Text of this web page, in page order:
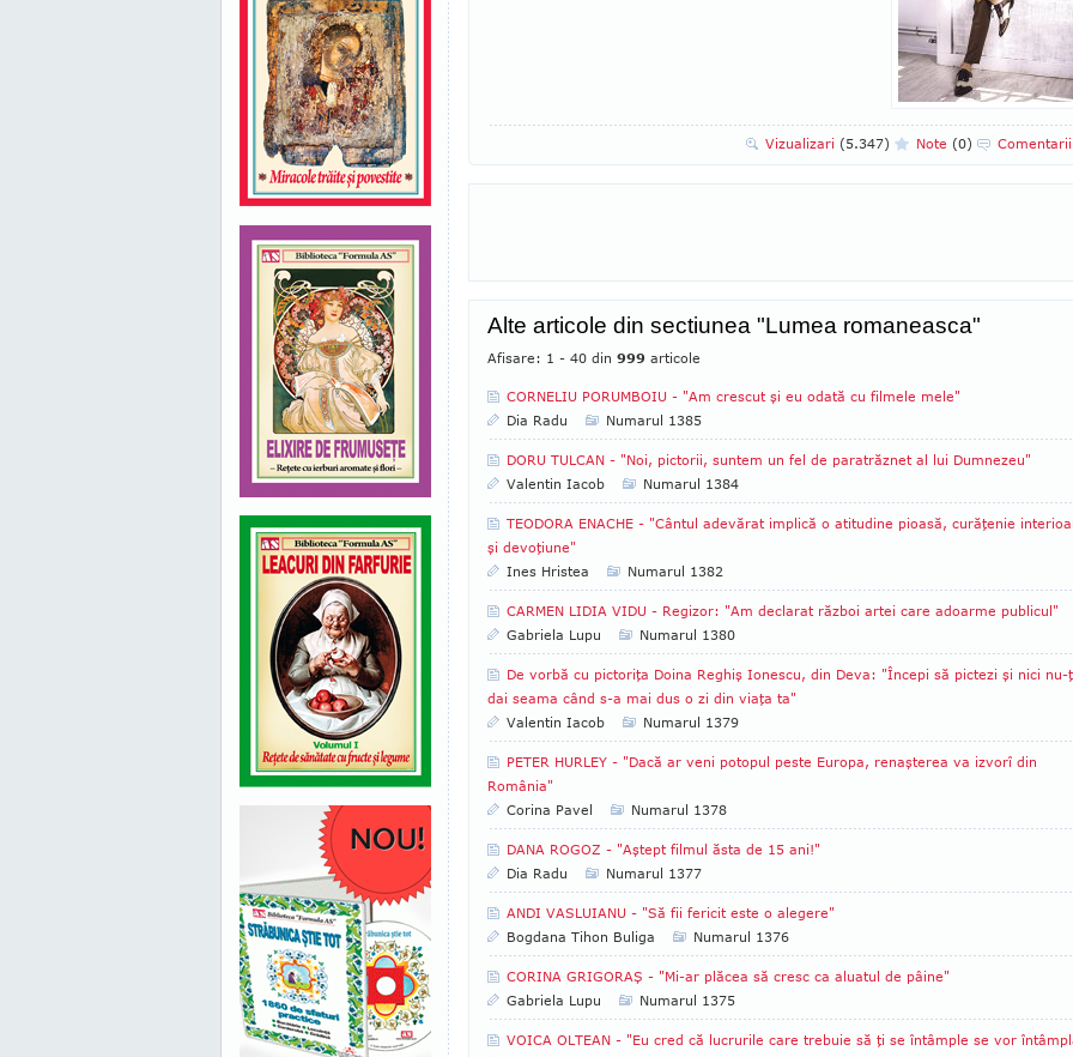
Vizualizari (5.347) Note (0) Comentarii
Alte articole din sectiunea "Lumea romaneasca"
Afisare: 1 - 40 din 999 articole
CORNELIU PORUMBOIU - "Am crescut şi eu odată cu filmele mele"
Dia Radu
Numarul 1385
DORU TULCAN - "Noi, pictorii, suntem un fel de paratrăznet al lui Dumnezeu"
Valentin Iacob
Numarul 1384
TEODORA ENACHE - "Cântul adevărat implică o atitudine pioasă, curăţenie
şi devoţiune"
Ines Hristea
Numarul 1382
CARMEN LIDIA VIDU - Regizor: "Am declarat război artei care adoarme publicul"
Gabriela Lupu
Numarul 1380
De vorbă cu pictoriţa Doina Reghiş Ionescu, din Deva: "Începi să pictezi şi nici nu-
dai seama când s-a mai dus o zi din viaţa ta"
Valentin Iacob
Numarul 1379
PETER HURLEY - "Dacă ar veni potopul peste Europa, renaşterea va izvorî din
România"
Corina Pavel
Numarul 1378
DANA ROGOZ - "Aştept filmul ăsta de 15 ani!"
Dia Radu
Numarul 1377
ANDI VASLUIANU - "Să fii fericit este o alegere"
Bogdana Tihon Buliga
Numarul 1376
CORINA GRIGORAŞ - "Mi-ar plăcea să cresc ca aluatul de pâine"
Gabriela Lupu
Numarul 1375
VOICA OLTEAN - "Eu cred că lucrurile care trebuie să ţi se întâmple se vor